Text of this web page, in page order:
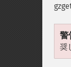
警
奨